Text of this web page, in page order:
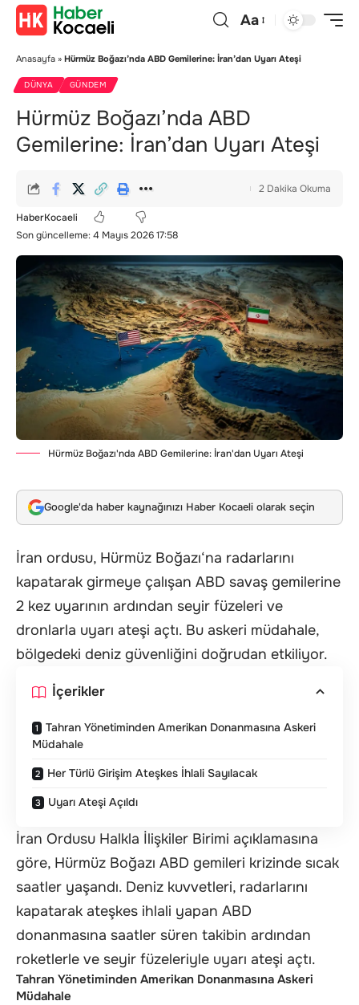
Aa
Anasayfa » Hürmüz Boğazı’nda ABD Gemilerine: İran’dan Uyarı Ateşi
DÜNYA GÜNDEM
Hürmüz Boğazı’nda ABD
Gemilerine: İran’dan Uyarı Ateşi
Son güncelleme: 4 Mayıs 2026 17:58
HaberKocaeli
2 Dakika Okuma
Hürmüz Boğazı'nda ABD Gemilerine: İran'dan Uyarı Ateşi
Google'da haber kaynağınızı Haber Kocaeli olarak seçin
İran ordusu, Hürmüz Boğazı‘na radarlarını
kapatarak girmeye çalışan ABD savaş gemilerine
2 kez uyarının ardından seyir füzeleri ve
dronlarla uyarı ateşi açtı. Bu askeri müdahale,
bölgedeki deniz güvenliğini doğrudan etkiliyor.
İçerikler
Tahran Yönetiminden Amerikan Donanmasına Askeri
Müdahale
Her Türlü Girişim Ateşkes İhlali Sayılacak
Uyarı Ateşi Açıldı
İran Ordusu Halkla İlişkiler Birimi açıklamasına
göre, Hürmüz Boğazı ABD gemileri krizinde sıcak
saatler yaşandı. Deniz kuvvetleri, radarlarını
kapatarak ateşkes ihlali yapan ABD
donanmasına saatler süren takibin ardından
roketlerle ve seyir füzeleriyle uyarı ateşi açtı.
Tahran Yönetiminden Amerikan Donanmasına Askeri
Müdahale